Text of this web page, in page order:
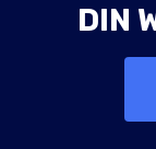
DIN